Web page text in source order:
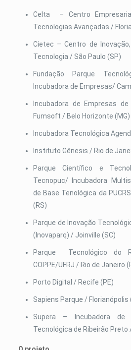
Celta – Centro
Tecnologias Avançadas /
Cietec – Centro de
Tecnologia / São Paulo (SP)
Fundação Parque
Incubadora de Empresas/
Incubadora de Empresas
Fumsoft / Belo Horizonte (MG)
Incubadora Tecnológica
Instituto Gênesis / Rio de
Parque Científico e
Tecnopuc/ Incubadora
de Base Tenológica da
(RS)
Parque de Inovação
(Inovaparq) / Joinville (SC)
Parque Tecnológico do
COPPE/UFRJ / Rio de Janeiro
Porto Digital / Recife (PE)
Sapiens Parque / Florianópolis
Supera – Incubadora de
Tecnológica de Ribeirão Preto